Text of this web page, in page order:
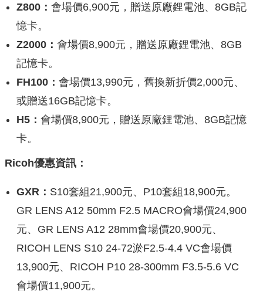
Z800： 會場價6,900元，贈送原廠鋰電池、8GB記
憶卡。
Z2000： 會場價8,900元，贈送原廠鋰電池、8GB
記憶卡。
FH100： 會場價13,990元，舊換新折價2,000元、
或贈送16GB記憶卡。
H5： 會場價8,900元，贈送原廠鋰電池、8GB記憶
卡。
Ricoh優惠資訊：
GXR： S10套組21,900元、P10套組18,900元。
GR LENS A12 50mm F2.5 MACRO會場價24,900
元、GR LENS A12 28mm會場價20,900元、
RICOH LENS S10 24-72淤F2.5-4.4 VC會場價
13,900元、RICOH P10 28-300mm F3.5-5.6 VC
會場價11,900元。